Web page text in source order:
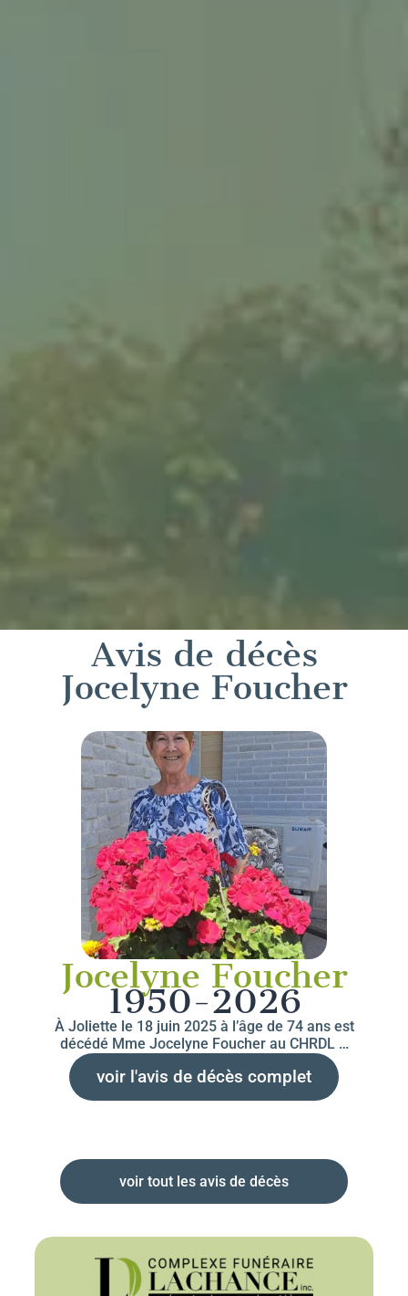
Avis de décès
Jocelyne Foucher
Jocelyne Foucher
1950-2026
À Joliette le 18 juin 2025 à l’âge de 74 ans est
décédé Mme Jocelyne Foucher au CHRDL …
voir l'avis de décès complet
voir tout les avis de décès